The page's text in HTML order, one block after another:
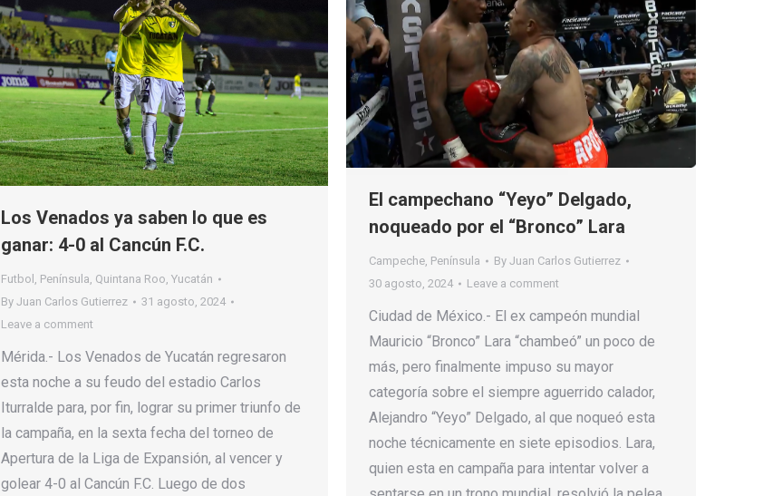
Los Venados ya saben lo que es
ganar: 4-0 al Cancún F.C.
Futbol , Península, Quintana Roo, Yucatán
By Juan Carlos Gutierrez
31 agosto, 2024
Leave a comment
Mérida.- Los Venados de Yucatán regresaron
esta noche a su feudo del estadio Carlos
Iturralde para, por fin, lograr su primer triunfo de
la campaña, en la sexta fecha del torneo de
Apertura de la Liga de Expansión, al vencer y
golear 4-0 al Cancún F.C. Luego de dos
El campechano “Yeyo” Delgado,
noqueado por el “Bronco” Lara
Campeche, Península By Juan Carlos Gutierrez
30 agosto, 2024
Leave a comment
Ciudad de México.- El ex campeón mundial
Mauricio “Bronco” Lara “chambeó” un poco de
más, pero finalmente impuso su mayor
categoría sobre el siempre aguerrido calador,
Alejandro “Yeyo” Delgado, al que noqueó esta
noche técnicamente en siete episodios. Lara,
quien esta en campaña para intentar volver a